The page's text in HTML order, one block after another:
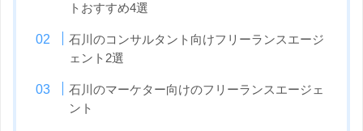
トおすすめ4選
石川のコンサルタント向けフリーランスエージ
ェント2選
石川のマーケター向けのフリーランスエージェ
ント